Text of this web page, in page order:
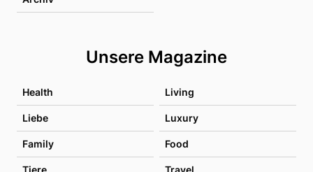
Unsere Magazine
Health Living
Liebe Luxury
Family Food
Tiere Travel